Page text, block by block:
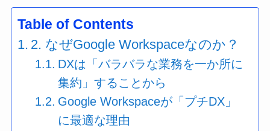
Table of Contents
2. なぜGoogle Workspaceなのか？
DXは「バラバラな業務を一か所に
集約」することから
Google Workspaceが「プチDX」
に最適な理由